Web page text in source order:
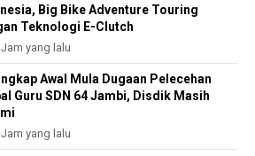
Big Bike Adventure Touring
Teknologi E-Clutch
yang lalu
Awal Mula Dugaan Pelecehan
Guru SDN 64 Jambi, Disdik Masih
yang lalu